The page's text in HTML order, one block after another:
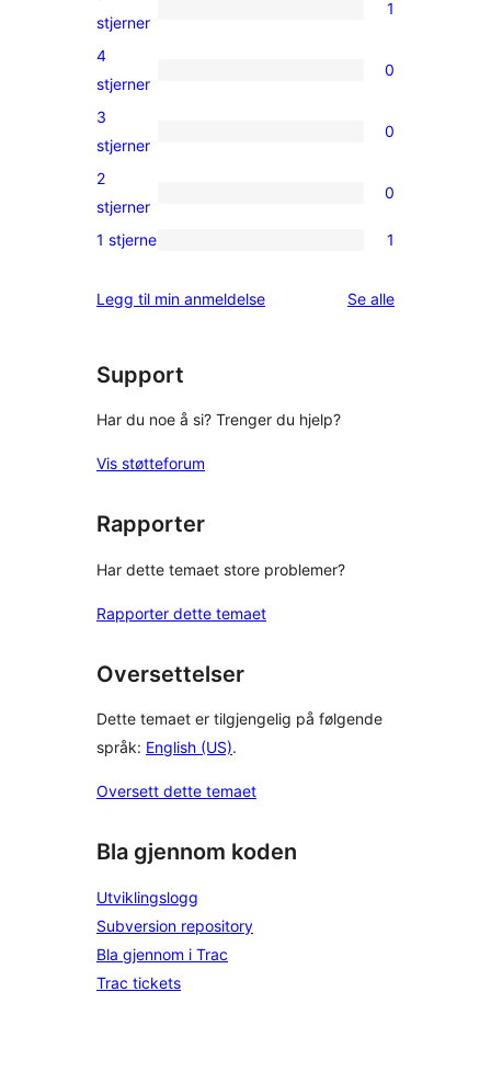
1
5-
star
stjerner
1
0
4-
star
4
stjerner
0
0
3-
star
3
stjerner
0
0
2-
reviews
2
stjerner
0
1
star
1 stjerne 1
Legg til min anmeldelse Se alleomtalene
Support
Har du noe å si? Trenger du hjelp?
Vis støtteforum
Rapporter
Har dette temaet store problemer?
Rapporter dette temaet
Oversettelser
Dette temaet er tilgjengelig på følgende
språk: English (US).
Oversett dette temaet
Bla gjennom koden
Utviklingslogg
Subversion repository
Bla gjennom i Trac
Trac tickets